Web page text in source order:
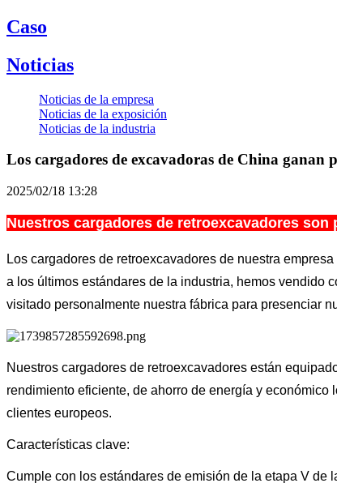
Caso
Noticias
Noticias de la empresa
Noticias de la exposición
Noticias de la industria
Los cargadores de excavadoras de China ganan
2025/02/18 13:28
Nuestros cargadores de retroexcavadores son
Los cargadores de retroexcavadores de nuestra
a los últimos estándares de la industria, hemos vendido
visitado personalmente nuestra fábrica para presenciar
Nuestros cargadores de retroexcavadores están
rendimiento eficiente, de ahorro de energía y
clientes europeos.
Características clave:
Cumple con los estándares de emisión de la etapa V de